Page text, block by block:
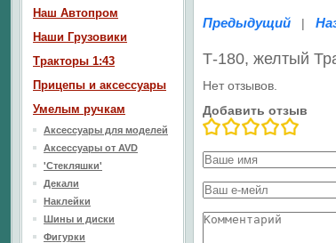
Предыдущий |
Т-180, желтый
Нет отзывов.
Добавить отзыв
Наш Aвтопром
Наши Грузовики
Тракторы 1:43
Прицепы и аксессуары
Умелым ручкам
Аксессуары для моделей
Аксессуары от AVD
'Стекляшки'
Декали
Наклейки
Шины и диски
Фигурки